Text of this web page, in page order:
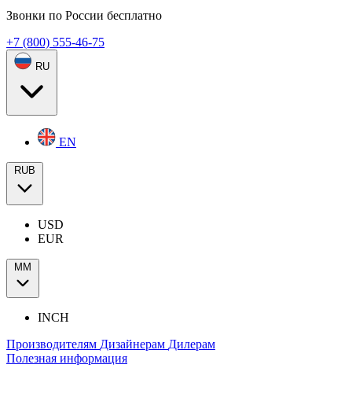
Звонки по России бесплатно
+7 (800) 555-46-75
RU
EN
RUB
USD
EUR
ММ
INCH
Производителям Дизайнерам Дилерам
Полезная информация